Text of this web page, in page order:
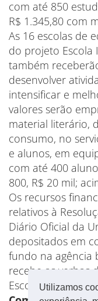
Utilizamos
com até 850
R$ 1.345,80 com
As 16 escolas de
do projeto Escola
também
desenvolver
intensificar e
valores serão
material literário,
consumo, no
e alunos, em
com até 400
800, R$ 20 mil;
Os recursos
relativos à
Diário Oficial da
depositados em
fundo na agência
recebe as verbas
Escola (PDDE).